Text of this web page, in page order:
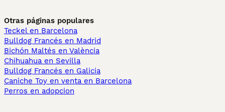
Otras páginas populares
Teckel en Barcelona
Bulldog Francés en Madrid
Bichón Maltés en València
Chihuahua en Sevilla
Bulldog Francés en Galicia
Caniche Toy en venta en Barcelona
Perros en adopcion